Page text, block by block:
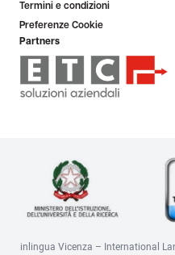
Termini e condizioni
Preferenze Cookie
Partners
inlingua Vicenza – International